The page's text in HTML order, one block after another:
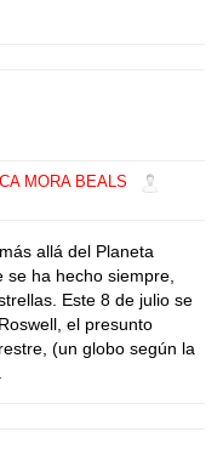
MORA BEALS
allá del Planeta
ha hecho siempre,
Este 8 de julio se
el presunto
(un globo según la